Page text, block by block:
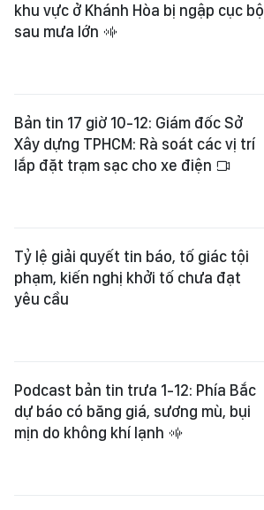
khu vực ở Khánh Hòa bị ngập cục bộ
sau mưa lớn
Bản tin 17 giờ 10-12: Giám đốc Sở
Xây dựng TPHCM: Rà soát các vị trí
lắp đặt trạm sạc cho xe điện
Tỷ lệ giải quyết tin báo, tố giác tội
phạm, kiến nghị khởi tố chưa đạt
yêu cầu
Podcast bản tin trưa 1-12: Phía Bắc
dự báo có băng giá, sương mù, bụi
mịn do không khí lạnh